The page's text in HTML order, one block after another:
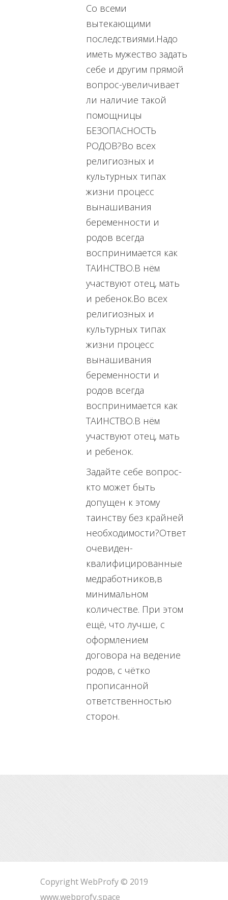
Со всеми
вытекающими
последствиями.Надо
иметь мужество задать
себе и другим прямой
вопрос-увеличивает
ли наличие такой
помощницы
БЕЗОПАСНОСТЬ
РОДОВ?Во всех
религиозных и
культурных типах
жизни процесс
вынашивания
беременности и
родов всегда
воспринимается как
ТАИНСТВО.В нём
участвуют отец, мать
и ребенок.Во всех
религиозных и
культурных типах
жизни процесс
вынашивания
беременности и
родов всегда
воспринимается как
ТАИНСТВО.В нём
участвуют отец, мать
и ребенок.
Задайте себе вопрос-
кто может быть
допущен к этому
таинству без крайней
необходимости?Ответ
очевиден-
квалифицированные
медработников,в
минимальном
количестве. При этом
ещё, что лучше, с
оформлением
договора на ведение
родов, с чётко
прописанной
ответственностью
сторон.
Copyright WebProfy © 2019
www.webprofy.space